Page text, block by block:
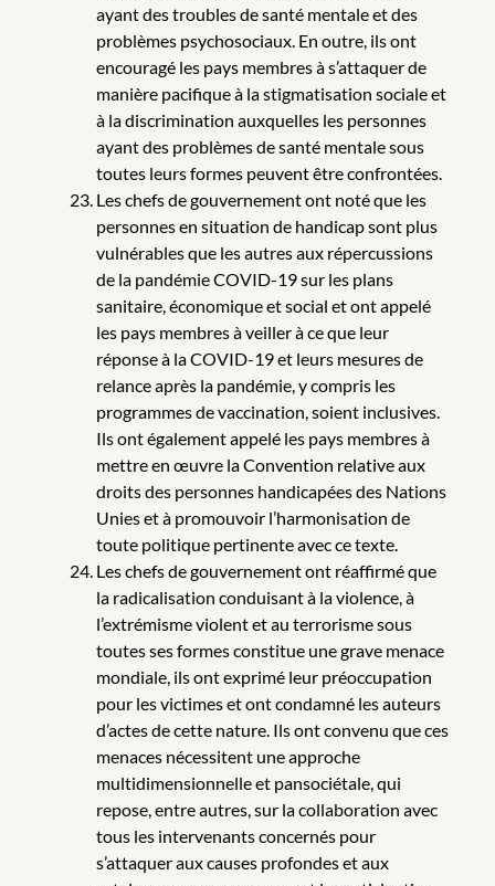
ayant des troubles de santé mentale et des
problèmes psychosociaux. En outre, ils ont
encouragé les pays membres à s’attaquer de
manière pacifique à la stigmatisation sociale et
à la discrimination auxquelles les personnes
ayant des problèmes de santé mentale sous
toutes leurs formes peuvent être confrontées.
Les chefs de gouvernement ont noté que les
personnes en situation de handicap sont plus
vulnérables que les autres aux répercussions
de la pandémie COVID-19 sur les plans
sanitaire, économique et social et ont appelé
les pays membres à veiller à ce que leur
réponse à la COVID-19 et leurs mesures de
relance après la pandémie, y compris les
programmes de vaccination, soient inclusives.
Ils ont également appelé les pays membres à
mettre en œuvre la Convention relative aux
droits des personnes handicapées des Nations
Unies et à promouvoir l’harmonisation de
toute politique pertinente avec ce texte.
Les chefs de gouvernement ont réaffirmé que
la radicalisation conduisant à la violence, à
l’extrémisme violent et au terrorisme sous
toutes ses formes constitue une grave menace
mondiale, ils ont exprimé leur préoccupation
pour les victimes et ont condamné les auteurs
d’actes de cette nature. Ils ont convenu que ces
menaces nécessitent une approche
multidimensionnelle et pansociétale, qui
repose, entre autres, sur la collaboration avec
tous les intervenants concernés pour
s’attaquer aux causes profondes et aux